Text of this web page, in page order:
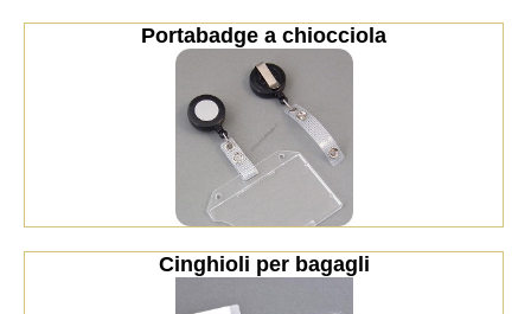
Portabadge a chiocciola
Cinghioli per bagagli